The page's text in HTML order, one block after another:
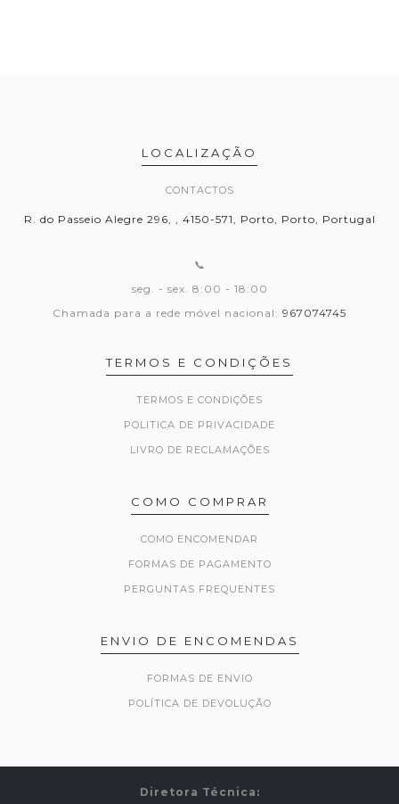
LOCALIZAÇÃO
CONTACTOS
R. do Passeio Alegre 296, , 4150-571, Porto, Porto, Portugal
📞
seg. - sex. 8:00 - 18:00
Chamada para a rede móvel nacional: 967074745
TERMOS E CONDIÇÕES
TERMOS E CONDIÇÕES
POLITICA DE PRIVACIDADE
LIVRO DE RECLAMAÇÕES
COMO COMPRAR
COMO ENCOMENDAR
FORMAS DE PAGAMENTO
PERGUNTAS FREQUENTES
ENVIO DE ENCOMENDAS
FORMAS DE ENVIO
POLÍTICA DE DEVOLUÇÃO
Diretora Técnica: